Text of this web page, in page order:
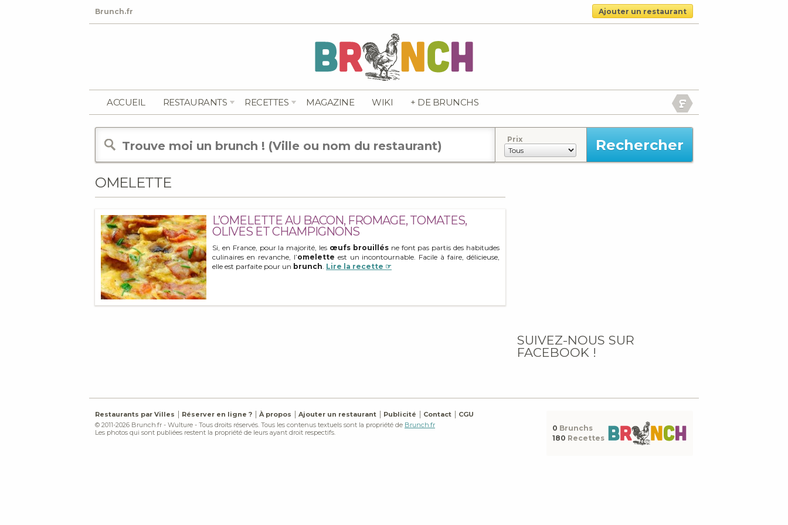
Brunch.fr Ajouter un restaurant
ACCUEIL RESTAURANTS RECETTES MAGAZINE WIKI + DE BRUNCHS
Prix
OMELETTE
L’OMELETTE AU BACON, FROMAGE, TOMATES,
OLIVES ET CHAMPIGNONS
Si, en France, pour la majorité, les œufs brouillésne font pas partis des habitudes
culinaires en revanche, l’omelette est un incontournable. Facile à faire, délicieuse,
elle est parfaite pour un brunch. Lire la recette ☞
SUIVEZ-NOUS SUR
FACEBOOK !
Restaurants par Villes Réserver en ligne ? À propos Ajouter un restaurant Publicité Contact
CGU
© 2011-2026 Brunch.fr - Wulture - Tous droits réservés. Tous les contenus textuels sont la propriété de Brunch.fr
Les photos qui sont publiées restent la propriété de leurs ayant droit respectifs.
0 Brunchs
180 Recettes